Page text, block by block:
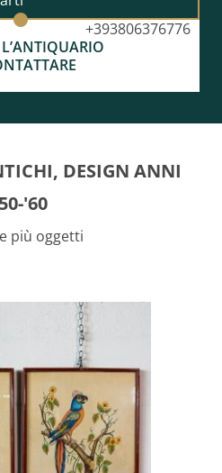
+393806376776
DESIGN ANNI
'60
più oggetti